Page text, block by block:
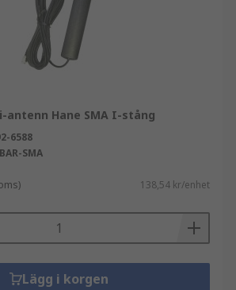
antenn Hane SMA I-stång
6588
SMA
138,54 kr/enhet
Lägg i korgen